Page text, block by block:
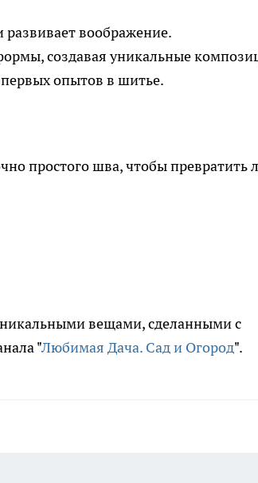
воображение.
создавая уникальные
опытов в шитье.
простого шва, чтобы превратить
вещами, сделанными с
"Любимая Дача. Сад и Огород".